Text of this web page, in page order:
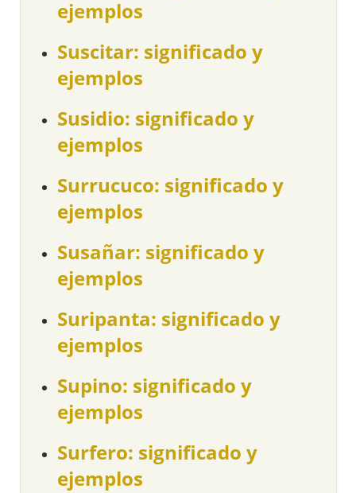
ejemplos
Suscitar: significado y
ejemplos
Susidio: significado y
ejemplos
Surrucuco: significado y
ejemplos
Susañar: significado y
ejemplos
Suripanta: significado y
ejemplos
Supino: significado y
ejemplos
Surfero: significado y
ejemplos